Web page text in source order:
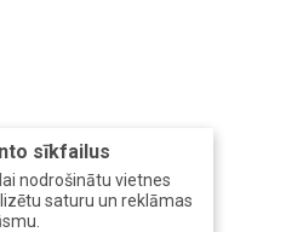
sīkfailus
nodrošinātu vietnes
saturu un reklāmas